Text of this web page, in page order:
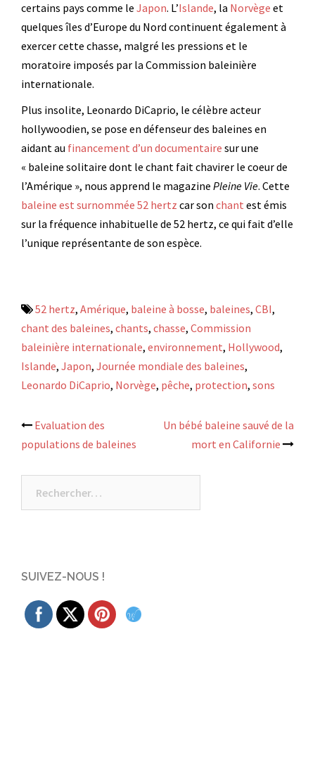
certains pays comme le Japon. L’Islande, la Norvège et
quelques îles d’Europe du Nord continuent également à
exercer cette chasse, malgré les pressions et le
moratoire imposés par la Commission baleinière
internationale.
Plus insolite, Leonardo DiCaprio, le célèbre acteur
hollywoodien, se pose en défenseur des baleines en
aidant au financement d’un documentaire sur une
« baleine solitaire dont le chant fait chavirer le coeur de
l’Amérique », nous apprend le magazine Pleine Vie. Cette
baleine est surnommée 52 hertz car son chant est émis
sur la fréquence inhabituelle de 52 hertz, ce qui fait d’elle
l’unique représentante de son espèce.
52 hertz, Amérique, baleine à bosse, baleines, CBI,
chant des baleines, chants, chasse, Commission
baleinière internationale, environnement, Hollywood,
Islande, Japon, Journée mondiale des baleines,
Leonardo DiCaprio, Norvège, pêche, protection, sons
Navigation
Evaluation des
populations de baleines
Un bébé baleine sauvé de la
mort en Californie
SUIVEZ-NOUS !